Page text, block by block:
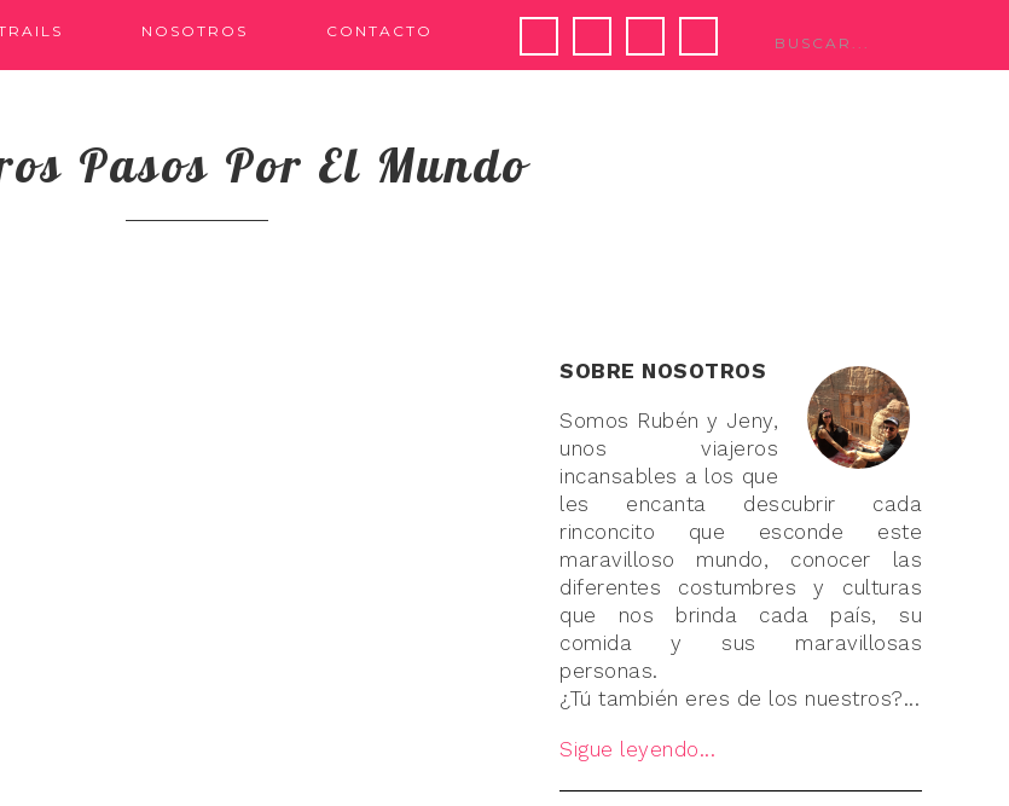
NOSOTROS CONTACTO
Pasos Por El Mundo
SOBRE NOSOTROS
Somos Rubén y Jeny,
unos viajeros
incansables a los que
les encanta descubrir cada
rinconcito que esconde este
maravilloso mundo, conocer las
diferentes costumbres y culturas
que nos brinda cada país, su
comida y sus maravillosas
personas.
¿Tú también eres de los nuestros?...
Sigue leyendo...